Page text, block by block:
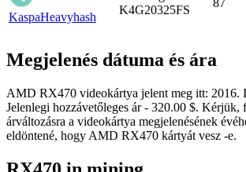
KaspaHeavyhash
K4G20325FS
Megjelenés dátuma és ára
AMD RX470 videokártya jelent meg itt: 2016.
Jelenlegi hozzávetőleges ár - 320.00 $. Kérjük,
árváltozásra a videokártya megjelenésének
eldöntené, hogy AMD RX470 kártyát vesz -e.